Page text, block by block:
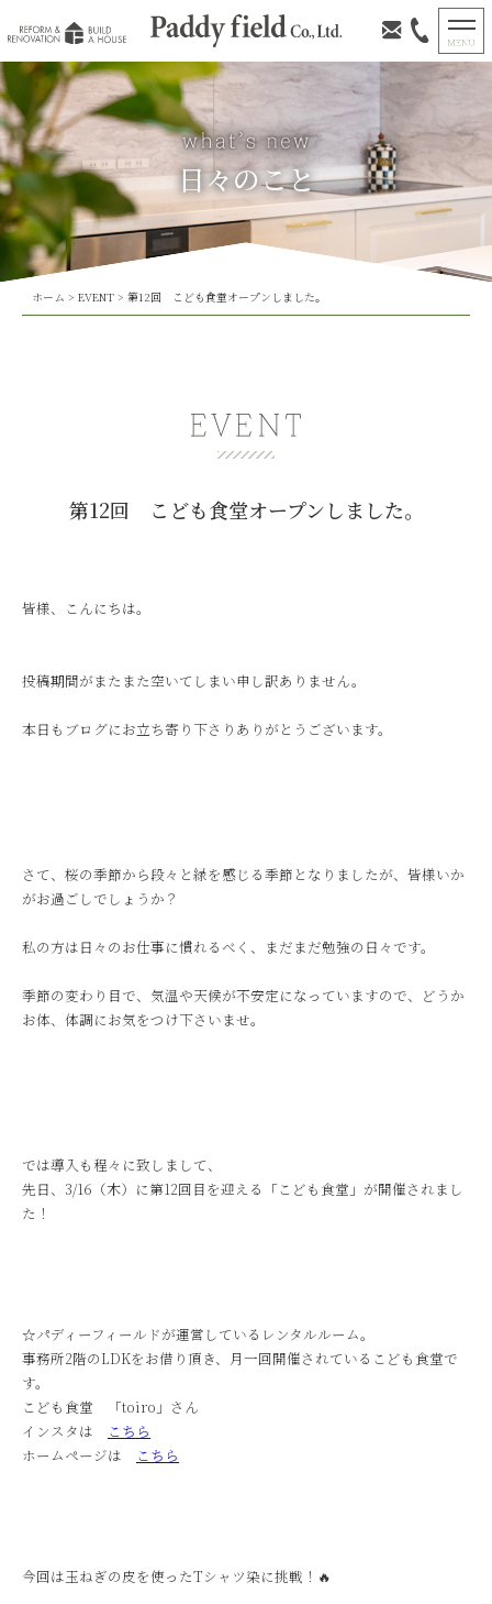
日々のこと
ホーム > EVENT> 第12回 こども食堂オープンしました。
第12回 こども食堂オープンしました。
皆様、こんにちは。
投稿期間がまたまた空いてしまい申し訳ありません。
本日もブログにお立ち寄り下さりありがとうございます。
さて、桜の季節から段々と緑を感じる季節となりましたが、皆様いか
がお過ごしでしょうか？
私の方は日々のお仕事に慣れるべく、まだまだ勉強の日々です。
季節の変わり目で、気温や天候が不安定になっていますので、どうか
お体、体調にお気をつけ下さいませ。
では導入も程々に致しまして、
先日、3/16（木）に第12回目を迎える「こども食堂」が開催されまし
た！
☆パディーフィールドが運営しているレンタルルーム。
事務所2階のLDKをお借り頂き、月一回開催されているこども食堂で
す。
こども食堂 「toiro」さん
インスタは
こちら
ホームページは
こちら
今回は玉ねぎの皮を使ったTシャツ染に挑戦！🔥